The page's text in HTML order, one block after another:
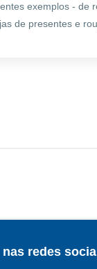
exemplos - de
de presentes e
redes